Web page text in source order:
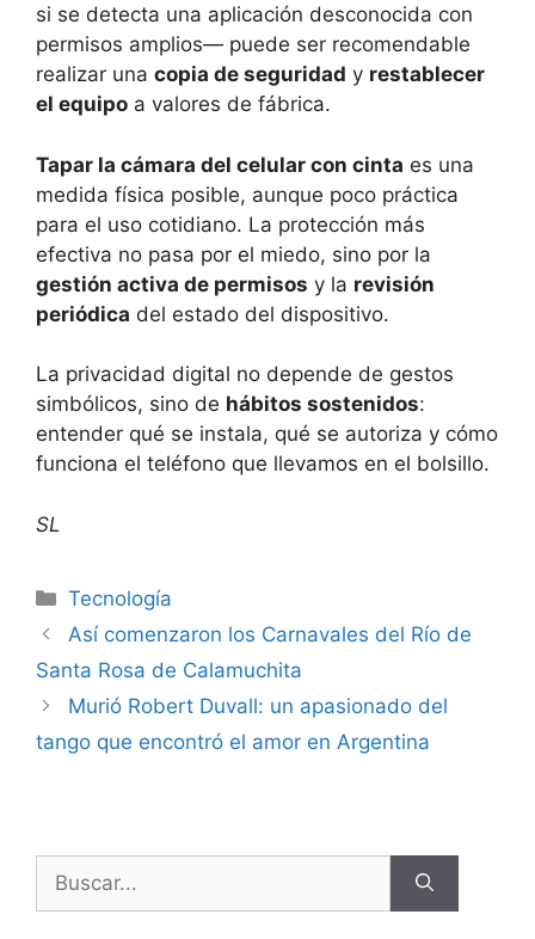
si se detecta una aplicación desconocida con
permisos amplios— puede ser recomendable
realizar una copia de seguridad y restablecer
el equipo a valores de fábrica.
Tapar la cámara del celular con cinta es una
medida física posible, aunque poco práctica
para el uso cotidiano. La protección más
efectiva no pasa por el miedo, sino por la
gestión activa de permisos y la revisión
periódica del estado del dispositivo.
La privacidad digital no depende de gestos
simbólicos, sino de hábitos sostenidos:
entender qué se instala, qué se autoriza y cómo
funciona el teléfono que llevamos en el bolsillo.
SL
Tecnología
Así comenzaron los Carnavales del Río de
Santa Rosa de Calamuchita
Murió Robert Duvall: un apasionado del
tango que encontró el amor en Argentina